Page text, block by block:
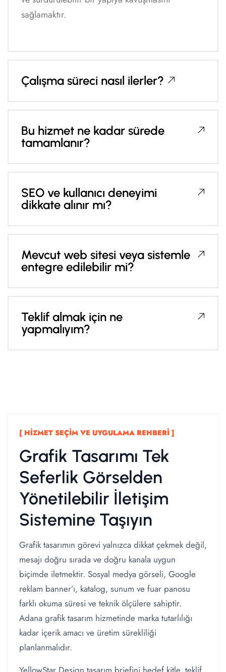
sağlamaktır.
Çalışma süreci nasıl ilerler?
Bu hizmet ne kadar sürede
tamamlanır?
SEO ve kullanıcı deneyimi
dikkate alınır mı?
Mevcut web sitesi veya sistemle
entegre edilebilir mi?
Teklif almak için ne
yapmalıyım?
[ HIZMET SEÇIM VE UYGULAMA REHBERI ]
Grafik Tasarımı Tek
Seferlik Görselden
Yönetilebilir İletişim
Sistemine Taşıyın
Grafik tasarımın görevi yalnızca dikkat çekmek değil,
mesajı doğru sırada ve doğru kanala uygun
biçimde iletmektir. Sosyal medya görseli, Google
reklam banner’ı, katalog, sunum ve fuar panosu
farklı okuma süresi ve teknik ölçülere sahiptir.
Adana grafik tasarım hizmetinde marka tutarlılığı
kadar içerik amacı ve üretim sürekliliği
planlanmalıdır.